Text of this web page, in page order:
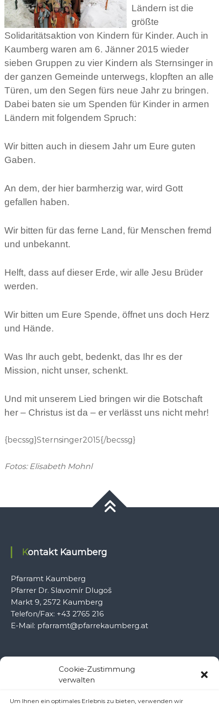
Cookie-Zustimmung
verwalten
Um Ihnen ein optimales Erlebnis zu bieten, verwenden wir
Ländern ist die
größte
Solidaritätsaktion von Kindern für Kinder. Auch in
Kaumberg waren am 6. Jänner 2015 wieder
sieben Gruppen zu vier Kindern als Sternsinger in
der ganzen Gemeinde unterwegs, klopften an alle
Türen, um den Segen fürs neue Jahr zu bringen.
Dabei baten sie um Spenden für Kinder in armen
Ländern mit folgendem Spruch:
Wir bitten auch in diesem Jahr um Eure guten
Gaben.
An dem, der hier barmherzig war, wird Gott
gefallen haben.
Wir bitten für das ferne Land, für Menschen fremd
und unbekannt.
Helft, dass auf dieser Erde, wir alle Jesu Brüder
werden.
Wir bitten um Eure Spende, öffnet uns doch Herz
und Hände.
Was Ihr auch gebt, bedenkt, das Ihr es der
Mission, nicht unser, schenkt.
Und mit unserem Lied bringen wir die Botschaft
her – Christus ist da – er verlässt uns nicht mehr!
{becssg}Sternsinger2015{/becssg}
Fotos: Elisabeth Mohnl
Kontakt Kaumberg
Pfarramt Kaumberg
Pfarrer Dr. Slavomír Dlugoš
Markt 9, 2572 Kaumberg
Telefon/Fax: +43 2765 216
E-Mail: pfarramt@pfarrekaumberg.at
Kontakt Ramsau